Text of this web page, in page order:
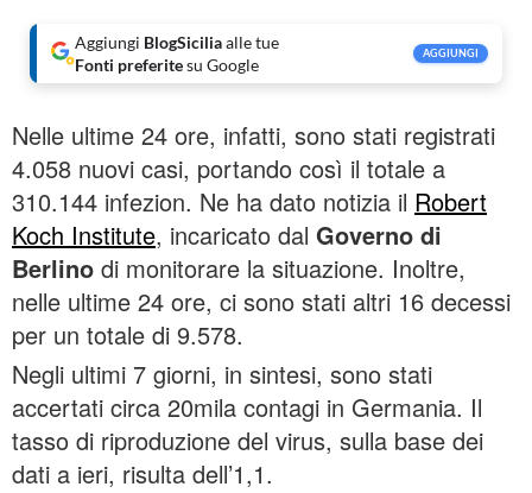
Aggiungi BlogSiciliaalle tue
Fonti preferitesu Google
AGGIUNGI
Nelle ultime 24 ore, infatti, sono stati registrati
4.058 nuovi casi, portando così il totale a
310.144 infezion. Ne ha dato notizia il Robert
Koch Institute, incaricato dal Governo di
Berlino di monitorare la situazione. Inoltre,
nelle ultime 24 ore, ci sono stati altri 16 decessi
per un totale di 9.578.
Negli ultimi 7 giorni, in sintesi, sono stati
accertati circa 20mila contagi in Germania. Il
tasso di riproduzione del virus, sulla base dei
dati a ieri, risulta dell’1,1.